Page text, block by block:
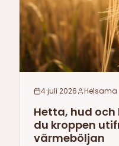
4 juli 2026 Helsama
Hetta, hud
du kroppen
värmeböljan